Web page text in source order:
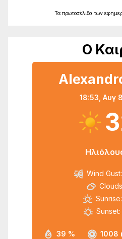
Τα πρωτοσέλιδα των
Ο
18:53, Αυγ
39 % 1008
Wind Gust:
Sunrise:
Sunset: